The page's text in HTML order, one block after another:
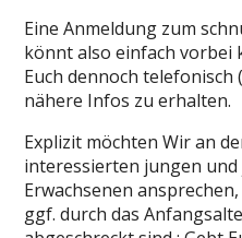
Eine Anmeldung zum
könnt also einfach vorbei
Euch dennoch telefonisch
nähere Infos zu erhalten.
Explizit möchten Wir an
interessierten jungen
Erwachsenen
ggf. durch das